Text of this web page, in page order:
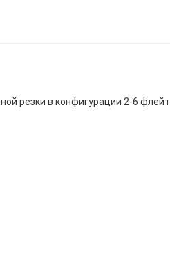
резки в конфигурации 2-6 флейт